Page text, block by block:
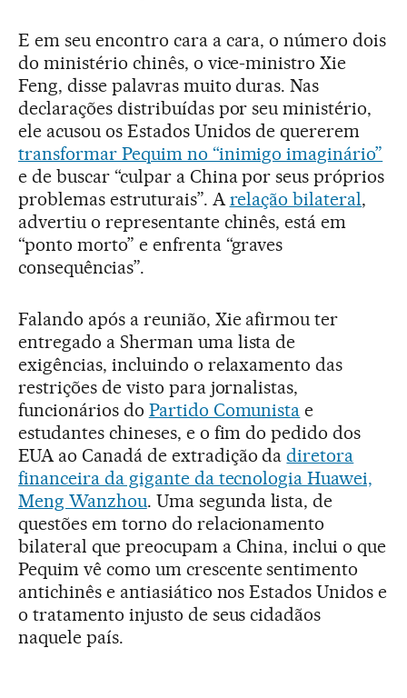
E em seu encontro cara a cara, o número dois
do ministério chinês, o vice-ministro Xie
Feng, disse palavras muito duras. Nas
declarações distribuídas por seu ministério,
ele acusou os Estados Unidos de quererem
transformar Pequim no “inimigo imaginário”
e de buscar “culpar a China por seus próprios
problemas estruturais”. Arelação bilateral,
advertiu o representante chinês, está em
“ponto morto” e enfrenta “graves
consequências”.
Falando após a reunião, Xie afirmou ter
entregado a Sherman uma lista de
exigências, incluindo o relaxamento das
restrições de visto para jornalistas,
funcionários do Partido Comunista e
estudantes chineses, e o fim do pedido dos
EUA ao Canadá de extradição dadiretora
financeira da gigante da tecnologia Huawei,
Meng Wanzhou. Uma segunda lista, de
questões em torno do relacionamento
bilateral que preocupam a China, inclui o que
Pequim vê como um crescente sentimento
antichinês e antiasiático nos Estados Unidos e
o tratamento injusto de seus cidadãos
naquele país.